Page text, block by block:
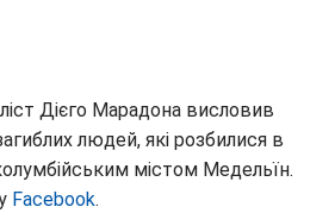
Дієго Марадона висловив
людей, які розбилися в
містом Медельїн.
Facebook.